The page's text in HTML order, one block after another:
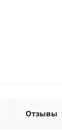
Отзывы